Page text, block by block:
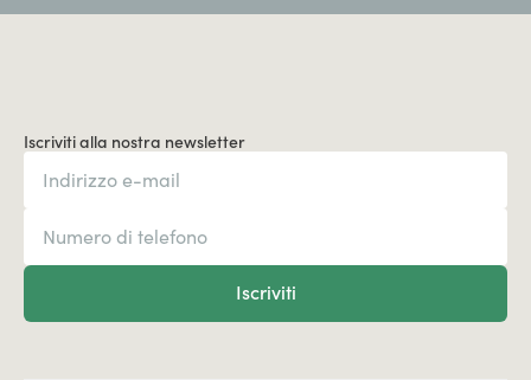
Iscriviti alla nostra newsletter
Iscriviti